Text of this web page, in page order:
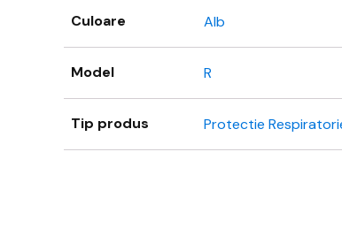
Culoare Alb
Model R
Tip produs Protectie